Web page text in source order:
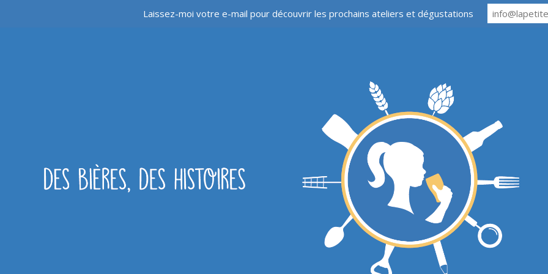
Laissez-moi votre e-mail pour découvrir les prochains ateliers et dégustations